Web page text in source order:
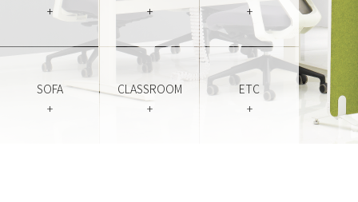
Etc
+
+
+
SOFA
+
CLASSROOM
+
ETC
+